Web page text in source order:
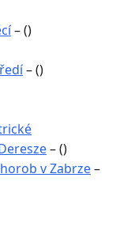
– ()
– ()
– ()
v Zabrze–